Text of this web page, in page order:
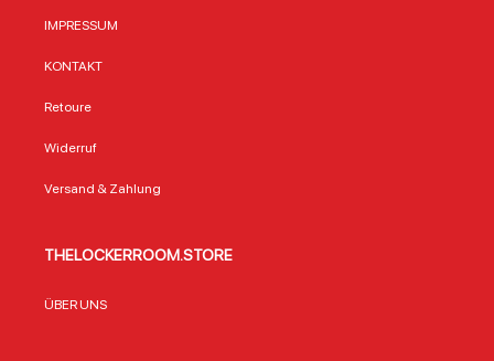
IMPRESSUM
KONTAKT
Retoure
Widerruf
Versand & Zahlung
THELOCKERROOM.STORE
ÜBER UNS